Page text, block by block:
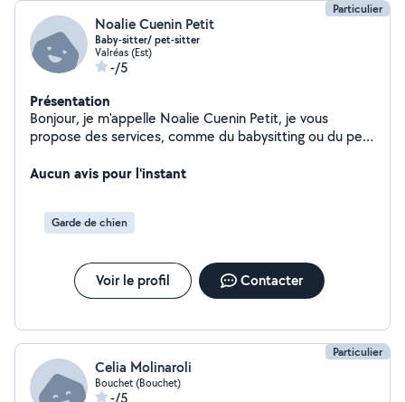
Particulier
Noalie Cuenin Petit
Baby-sitter/ pet-sitter
Valréas (Est)
-/5
Présentation
Bonjour, je m'appelle Noalie Cuenin Petit, je vous
propose des services, comme du babysitting ou du pet-
Aucun avis pour l'instant
Garde de chien
Voir le profil Contacter
Particulier
Celia Molinaroli
Bouchet (Bouchet)
-/5